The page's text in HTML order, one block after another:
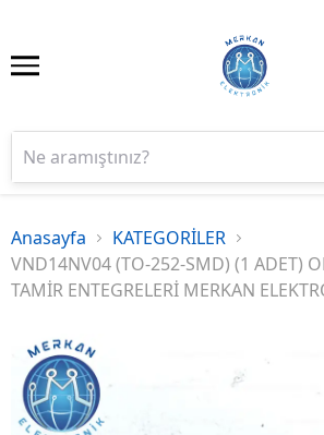
Anasayfa
KATEGORİLER
VND14NV04 (TO-252-SMD) (1 ADET)
TAMİR ENTEGRELERİ MERKAN